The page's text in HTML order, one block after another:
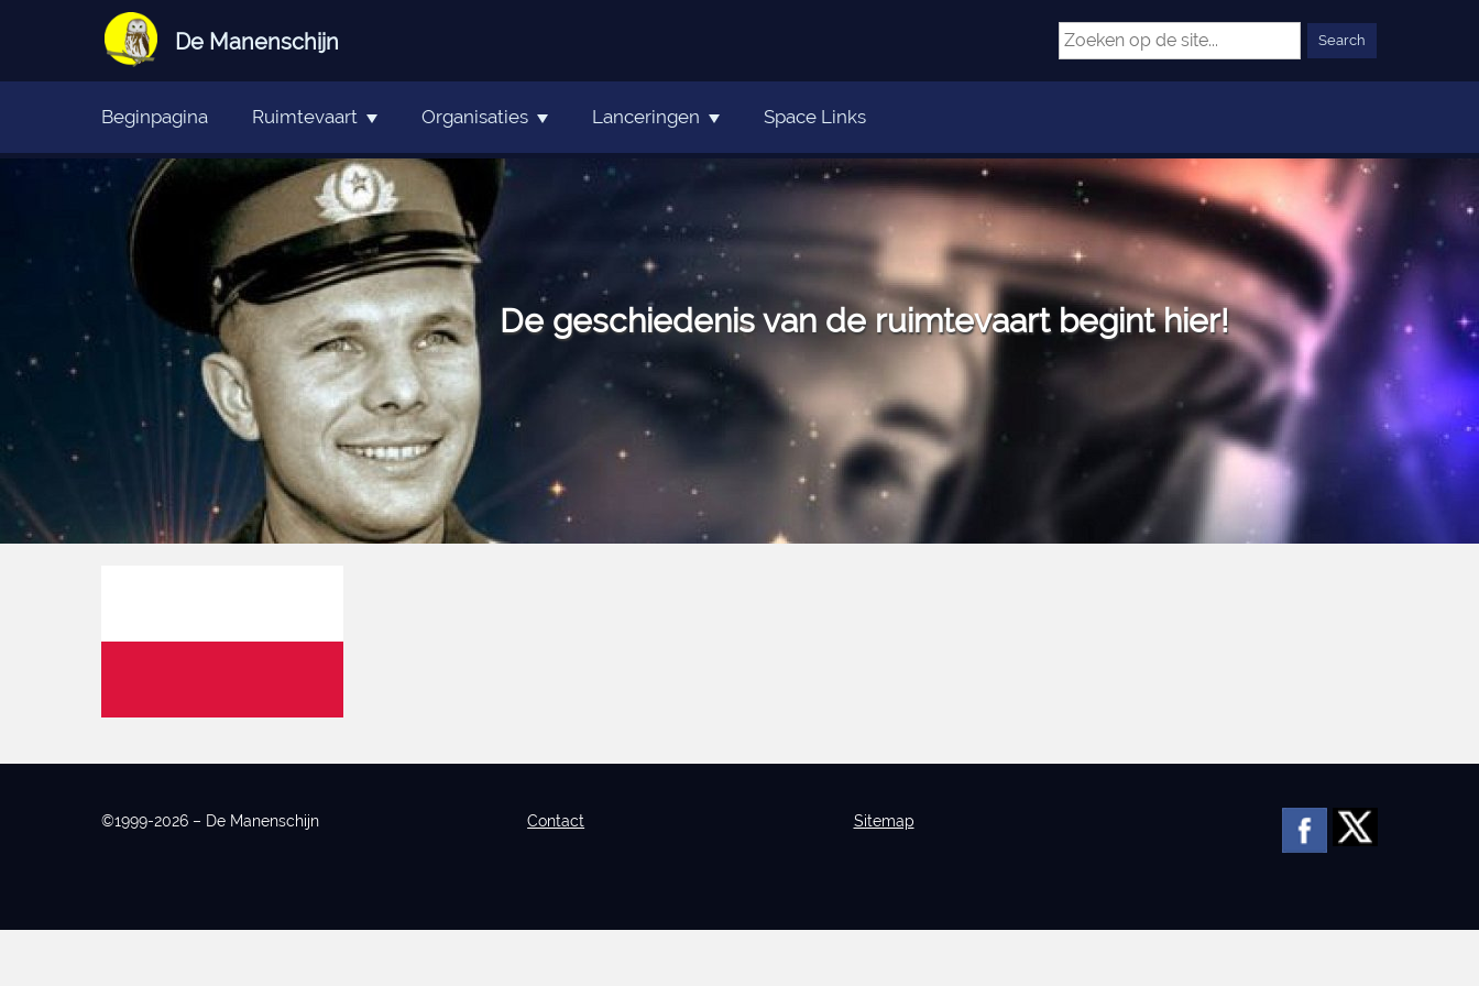
De Manenschijn
De geschiedenis van de ruimtevaart begint hier!
Beginpagina Ruimtevaart Organisaties Lanceringen Space Links
©1999-2026 – De Manenschijn Contact Sitemap